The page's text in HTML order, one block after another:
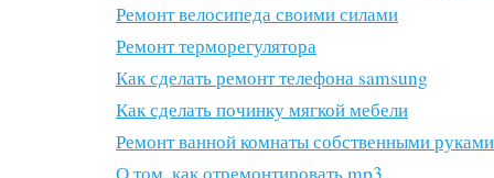
Ремонт велосипеда своими силами
Ремонт терморегулятора
Как сделать ремонт телефона samsung
Как сделать починку мягкой мебели
Ремонт ванной комнаты собственными руками